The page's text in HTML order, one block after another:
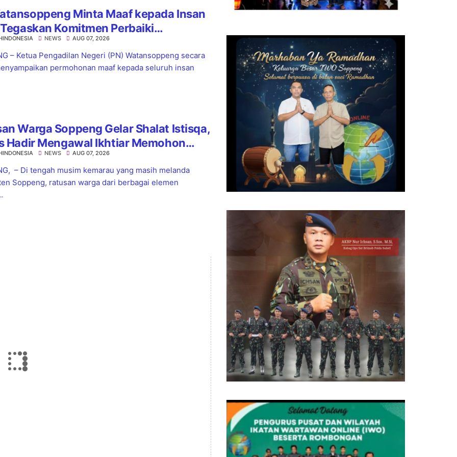
Minta Maaf kepada Insan
Komitmen Perbaiki
NEWS AUG 07, 2026
– Ketua Pengadilan Negeri (PN) Watansoppeng secara
permohonan maaf kepada seluruh insan
Warga Soppeng Gelar Shalat Istisqa,
Hadir Mengawal Ikhtiar Memohon
Hujan
NEWS AUG 07, 2026
– Di tengah musim kemarau yang masih melanda
Soppeng, ratusan warga dari berbagai elemen